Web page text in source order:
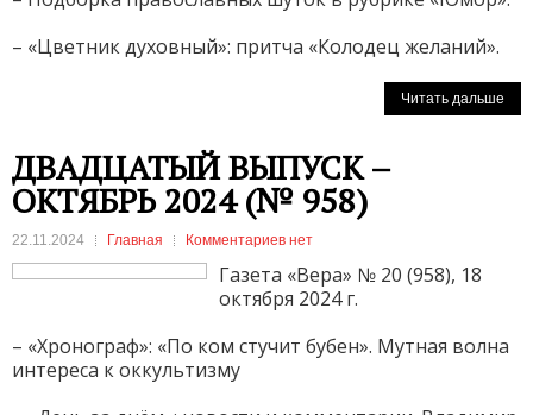
– «Цветник духовный»: притча «Колодец желаний».
Читать дальше
ДВАДЦАТЫЙ ВЫПУСК –
ОКТЯБРЬ 2024 (№ 958)
22.11.2024 Главная Комментариев нет
Газета «Вера» № 20 (958), 18
октября 2024 г.
– «Хронограф»: «По ком стучит бубен». Мутная волна
интереса к оккультизму